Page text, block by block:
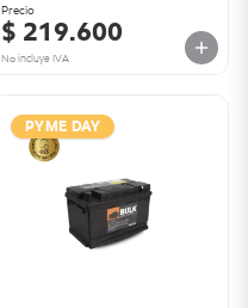
Precio
$ 219.600
No incluye IVA
PYME DAY